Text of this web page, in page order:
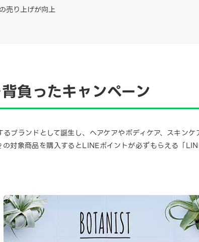
売り上げが向上
負ったキャンペーン
ブランドとして誕生し、ヘアケアやボディケア、スキン
対象商品を購入するとLINEポイントが必ずもらえる「